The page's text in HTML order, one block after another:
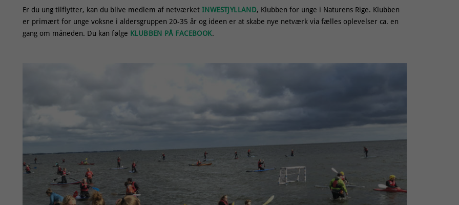
Er du ung tilflytter, kan du blive medlem af netværket INWESTJYLLAND, Klubben for unge i Naturens Rige. Klubben
er primært for unge voksne i aldersgruppen 20-35 år og ideen er at skabe nye netværk via fælles oplevelser ca. en
gang om måneden. Du kan følge KLUBBEN PÅ FACEBOOK.